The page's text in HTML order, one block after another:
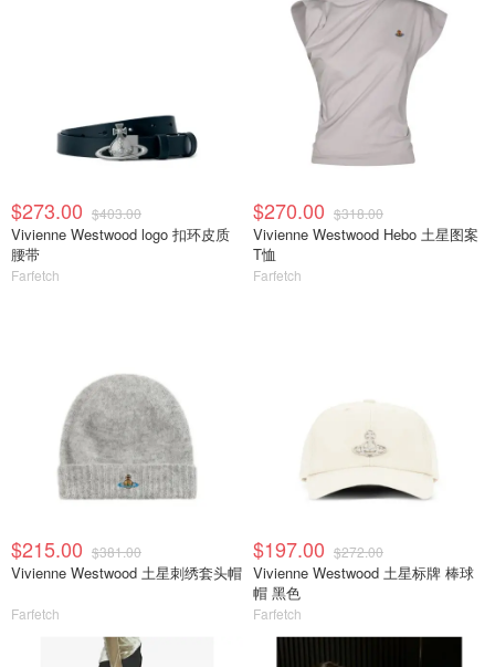
$273.00 $403.00
Vivienne Westwood logo 扣环皮质
腰带
Farfetch
$270.00 $318.00
Vivienne Westwood Hebo 土星图案
T恤
Farfetch
$215.00 $381.00
Vivienne Westwood 土星刺绣套头帽
Farfetch
$197.00 $272.00
Vivienne Westwood 土星标牌 棒球
帽 黑色
Farfetch